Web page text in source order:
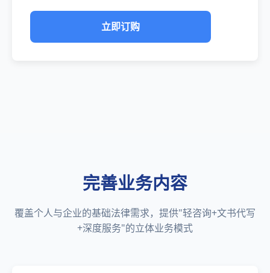
立即订购
完善业务内容
覆盖个人与企业的基础法律需求，提供"轻咨询+文书代写
+深度服务"的立体业务模式